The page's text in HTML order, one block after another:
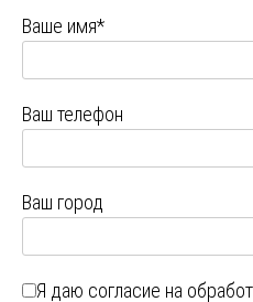
Ваше имя*
Ваш телефон
Ваш город
Я даю согласие на